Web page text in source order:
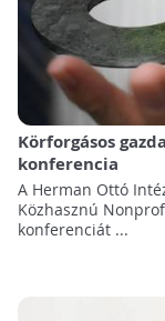
Körforgásos
konferencia
A Herman Ottó
Közhasznú
konferenciát ...